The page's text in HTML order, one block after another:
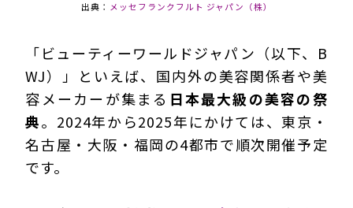
出典： メッセフランクフルト ジャパン（株）
「ビューティーワールドジャパン（以下、B
WJ）」といえば、国内外の美容関係者や美
容メーカーが集まる 日本最大級の美容の祭
典。2024年から2025年にかけては、東京・
名古屋・大阪・福岡の4都市で順次開催予定
です。